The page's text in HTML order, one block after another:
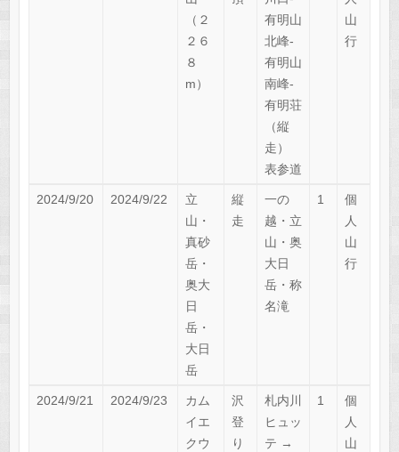
（２
２６
８
m）
有明山
北峰-
有明山
南峰-
有明荘
（縦
走）
表参道
山
行
2024/9/20 2024/9/22
立
山・
真砂
岳・
奥大
日
岳・
大日
岳
縦
走
一の
越・立
山・奥
大日
岳・称
名滝
1
個
人
山
行
2024/9/21 2024/9/23
カム
イエ
クウ
沢
登
り
札内川
ヒュッ
テ →
1
個
人
山